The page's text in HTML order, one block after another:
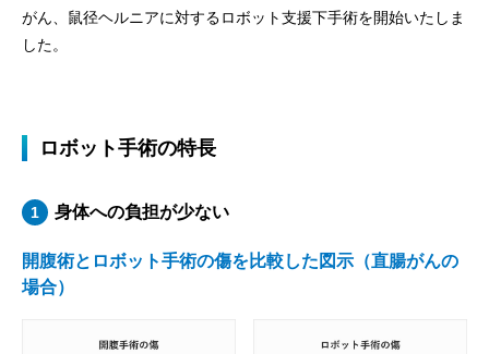
がん、鼠径ヘルニアに対するロボット支援下手術を開始いたしま
した。
ロボット手術の特長
1 身体への負担が少ない
開腹術とロボット⼿術の傷を⽐較した図⽰（直腸がんの
場合）